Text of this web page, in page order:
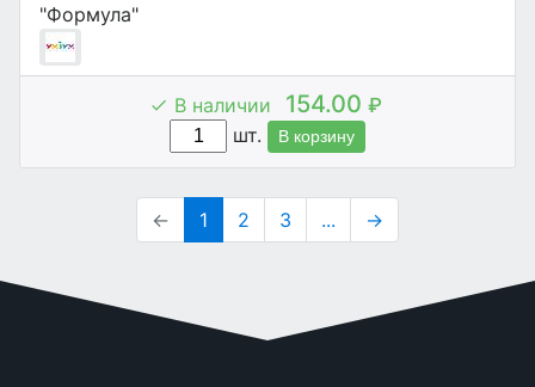
"Формула"
В наличии 154.00 ₽
шт.
В корзину
← 1 2 3 ... →